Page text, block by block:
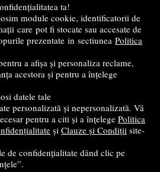
ta!
module cookie, identificatorii de
care pot fi stocate sau accesate de
prezentate in sectiunea Politica
a afișa și personaliza reclame,
acestora și pentru a înțelege
datele tale
personalizată și nepersonalizată. Vă
pentru a citi și a înțelege Politica
și Clauze și Condiții site-
de confidențialitate dând clic pe
2026 Grup DZC SRL
creat de Vital Soft
in 0.1089 sec